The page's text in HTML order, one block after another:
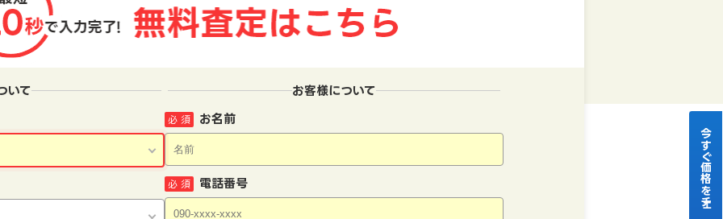
いて お客様について
お名前
必 須
電話番号
必 須 今すぐ価格をチェック！